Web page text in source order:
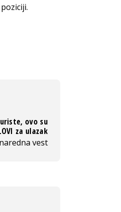
ovo su
za ulazak
naredna vest